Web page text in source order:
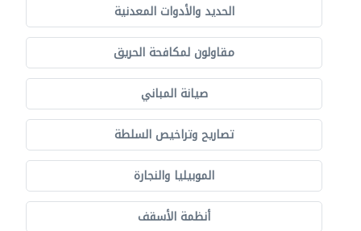
الحديد والأدوات المعدنية
مقاولون لمكافحة الحريق
صيانة المباني
تصاريح وتراخيص السلطة
الموبيليا والنجارة
أنظمة الأسقف